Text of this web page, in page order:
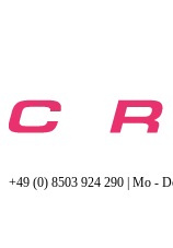
+49 (0) 8503 924 290 | Mo -